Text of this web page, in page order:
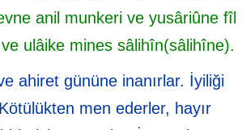
anil munkeri ve yusâriûne fîl
ulâike mines sâlihîn(sâlihîne).
ahiret gününe inanırlar. İyiliği
men ederler, hayır